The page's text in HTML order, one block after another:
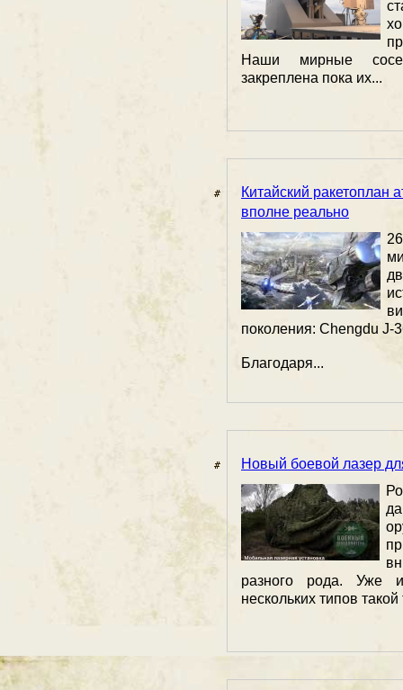
Наши мирные
закреплена пока их...
Китайский ракетоплан
вполне реально
поколения: Chengdu J-
Благодаря...
Новый боевой лазер
разного рода. Уже
нескольких типов